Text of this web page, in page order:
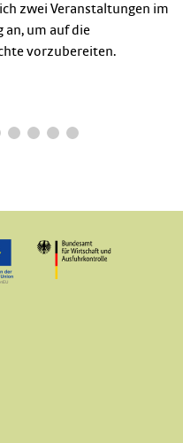
zwei Veranstaltungen im
an, um auf die
vorzubereiten.